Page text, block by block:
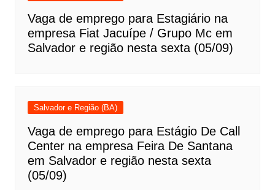
Vaga de emprego para Estagiário na
empresa Fiat Jacuípe / Grupo Mc em
Salvador e região nesta sexta (05/09)
Salvador e Região (BA)
Vaga de emprego para Estágio De Call
Center na empresa Feira De Santana
em Salvador e região nesta sexta
(05/09)